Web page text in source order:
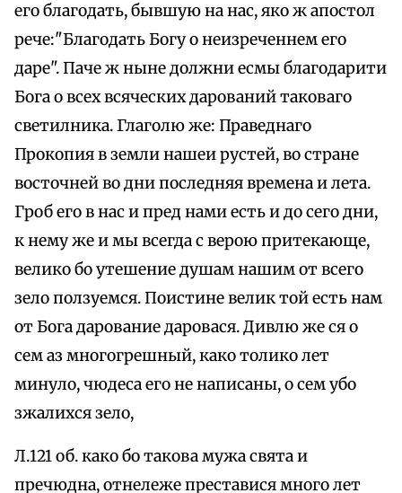
его благодать, бывшую на нас, яко ж апостол
рече:"Благодать Богу о неизреченнем его
даре". Паче ж ныне должни есмы благодарити
Бога о всех всяческих дарований таковаго
светилника. Глаголю же: Праведнаго
Прокопия в земли нашеи рустей, во стране
восточней во дни последняя времена и лета.
Гроб его в нас и пред нами есть и до сего дни,
к нему же и мы всегда с верою притекающе,
велико бо утешение душам нашим от всего
зело ползуемся. Поистине велик той есть нам
от Бога дарование даровася. Дивлю же ся о
сем аз многогрешный, како толико лет
минуло, чюдеса его не написаны, о сем убо
зжалихся зело,
Л.121 об. како бо такова мужа свята и
пречюдна, отнележе преставися много лет